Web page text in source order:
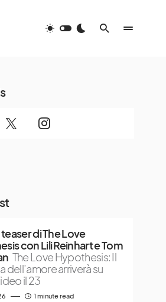
di The Love
con Lili Reinhart e Tom
The Love Hypothesis: Il
dell’amore arriverà su
il 23
1 minute read